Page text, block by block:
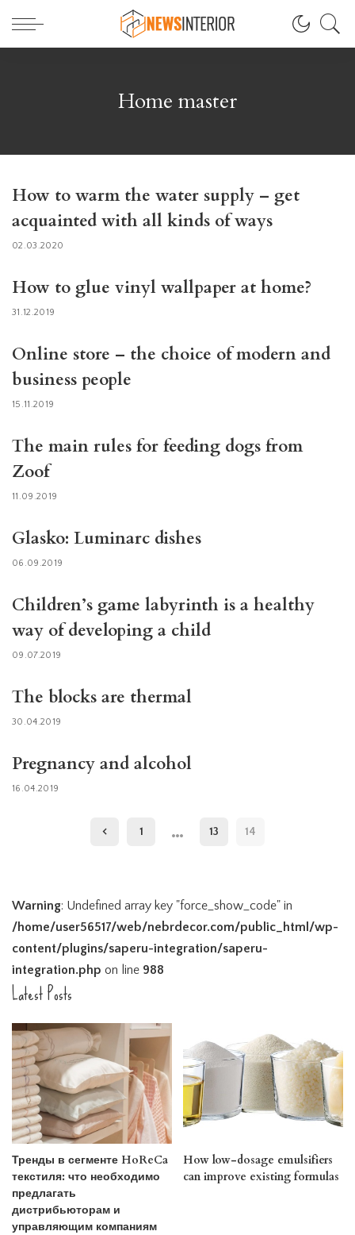
Home master
How to warm the water supply – get
acquainted with all kinds of ways
02.03.2020
How to glue vinyl wallpaper at home?
31.12.2019
Online store – the choice of modern and
business people
15.11.2019
The main rules for feeding dogs from
Zoof
11.09.2019
Glasko: Luminarc dishes
06.09.2019
Children’s game labyrinth is a healthy
way of developing a child
09.07.2019
The blocks are thermal
30.04.2019
Pregnancy and alcohol
16.04.2019
1 … 13 14
Warning: Undefined array key "force_show_code" in
/home/user56517/web/nebrdecor.com/public_html/wp-
content/plugins/saperu-integration/saperu-
integration.php on line 988
Latest Posts
Тренды в сегменте HoReCa
текстиля: что необходимо
предлагать
дистрибьюторам и
управляющим компаниям
How low-dosage emulsifiers
can improve existing formulas